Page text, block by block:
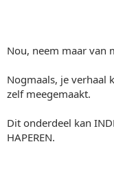
Nou, neem maar van
Nogmaals, je verhaal
zelf meegemaakt.
Dit onderdeel kan
HAPEREN.